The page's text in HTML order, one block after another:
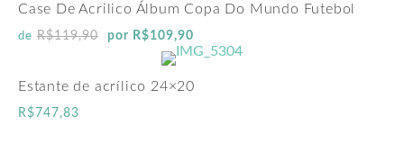
Case De Acrilico Álbum Copa Do Mundo Futebol
de R$119,90 por R$109,90
Estante de acrílico 24×20
R$ 747,83